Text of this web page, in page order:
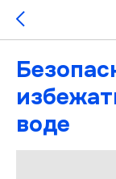
воде